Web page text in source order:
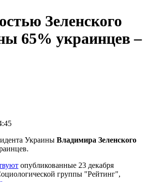
Зеленского
65% украинцев –
Украины Владимира Зеленского
опубликованные 23 декабря
группы "Рейтинг",